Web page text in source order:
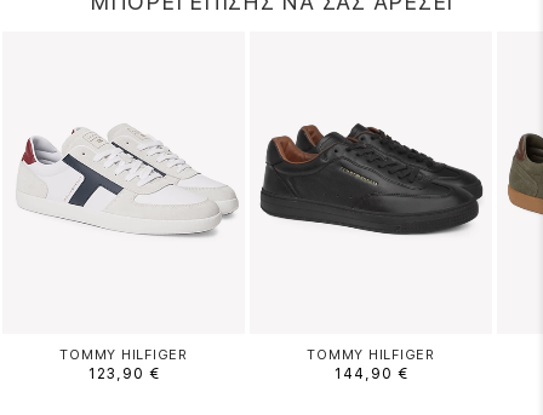
TOMMY HILFIGER
123,90 €
TOMMY HILFIGER
144,90 €